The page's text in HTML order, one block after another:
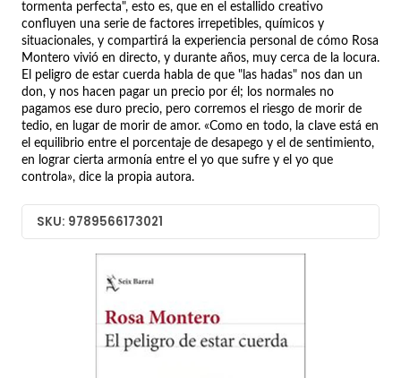
tormenta perfecta", esto es, que en el estallido creativo
confluyen una serie de factores irrepetibles, químicos y
situacionales, y compartirá la experiencia personal de cómo Rosa
Montero vivió en directo, y durante años, muy cerca de la locura.
El peligro de estar cuerda habla de que "las hadas" nos dan un
don, y nos hacen pagar un precio por él; los normales no
pagamos ese duro precio, pero corremos el riesgo de morir de
tedio, en lugar de morir de amor. «Como en todo, la clave está en
el equilibrio entre el porcentaje de desapego y el de sentimiento,
en lograr cierta armonía entre el yo que sufre y el yo que
controla», dice la propia autora.
SKU: 9789566173021